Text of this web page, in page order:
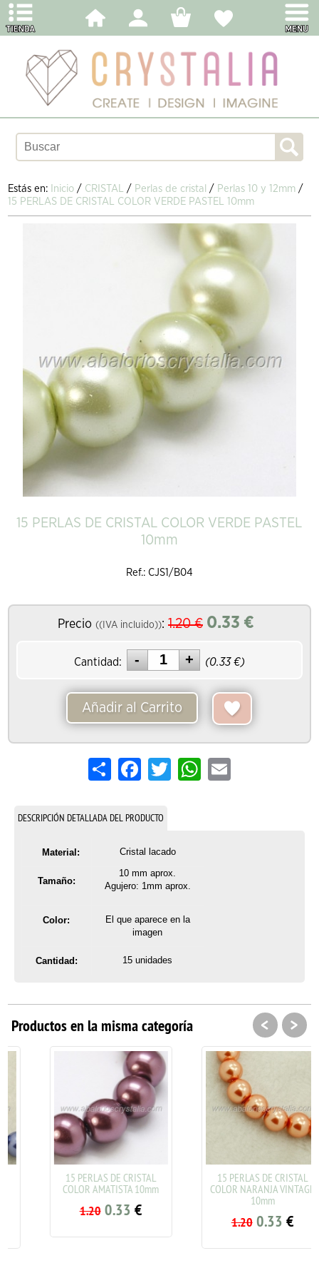
Estás en: Inicio / CRISTAL / Perlas de cristal / Perlas 10 y 12mm /
15 PERLAS DE CRISTAL COLOR VERDE PASTEL 10mm
15 PERLAS DE CRISTAL COLOR VERDE PASTEL
10mm
Ref.: CJS1/B04
Precio ((IVA incluido)): 1.20€ 0.33 €
Cantidad: (0.33€)
Añadir al Carrito
Share FacebookTwitterWhatsApp
Email
DESCRIPCIÓN DETALLADA DEL PRODUCTO
Material: Cristal lacado
Tamaño:
10 mm aprox.
Agujero: 1mm aprox.
Color:
El que aparece en la
imagen
Cantidad: 15 unidades
Productos en la misma categoría
15 PERLAS DE CRISTAL
COLOR AMATISTA 10mm
0.33€
15 PERLAS DE CRISTAL
COLOR NARANJA VINTAGE
0.33€
< >